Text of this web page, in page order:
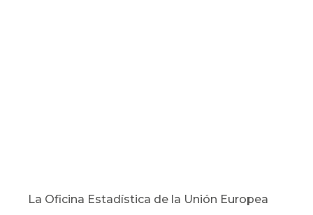
La Oficina Estadística de la Unión Europea